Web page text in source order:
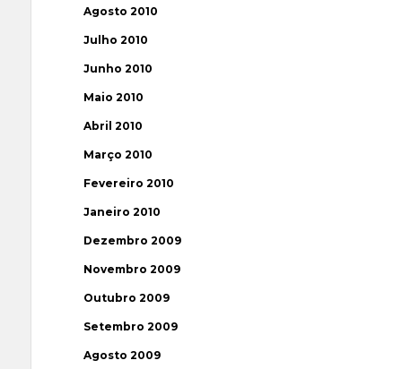
Agosto 2010
Julho 2010
Junho 2010
Maio 2010
Abril 2010
Março 2010
Fevereiro 2010
Janeiro 2010
Dezembro 2009
Novembro 2009
Outubro 2009
Setembro 2009
Agosto 2009